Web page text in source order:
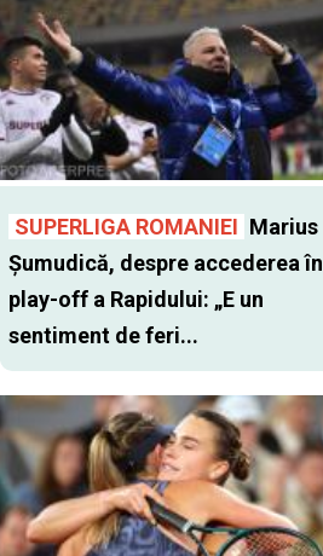
SUPERLIGA ROMANIEI Marius
Șumudică, despre accederea în
play-off a Rapidului: „E un
sentiment de feri...